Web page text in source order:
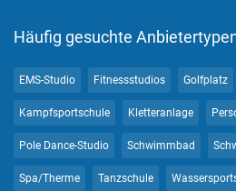
Häufig gesuchte
EMS-Studio Fitnessstudios Golfplatz
Kampfsportschule Kletteranlage
Pole Dance-Studio Schwimmbad
Spa/Therme Tanzschule